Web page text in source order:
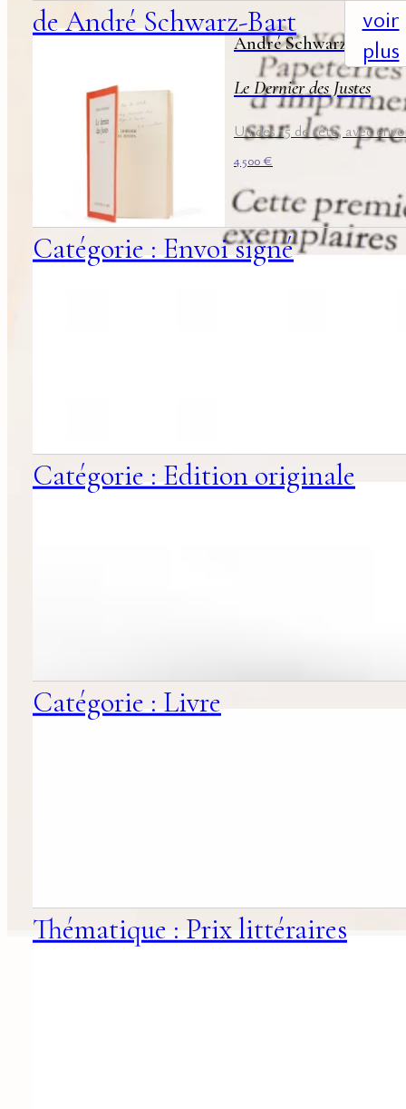
de André Schwarz-Bart
André Schwarz-Bart
Le Dernier des Justes
Un des 15 de tête, avec
4 500€
+
voir
plus
Catégorie : Envoi signé
Catégorie : Edition originale
Catégorie : Livre
Thématique : Prix littéraires